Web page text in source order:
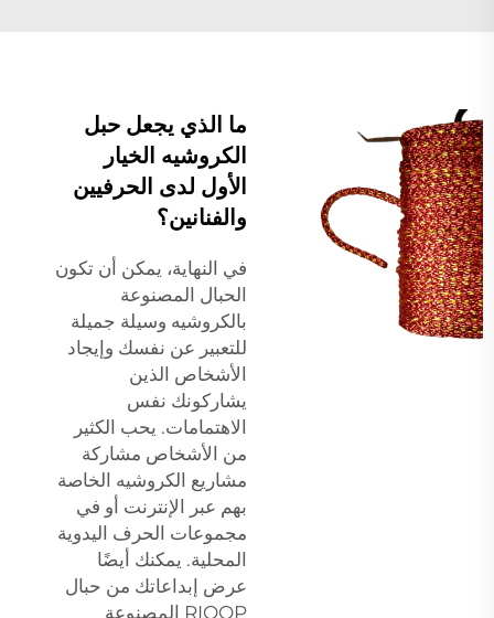
ما الذي يجعل حبل
الكروشيه الخيار
الأول لدى الحرفيين
والفنانين؟
في النهاية، يمكن أن تكون
الحبال المصنوعة
بالكروشيه وسيلة جميلة
للتعبير عن نفسك وإيجاد
الأشخاص الذين
يشاركونك نفس
الاهتمامات. يحب الكثير
من الأشخاص مشاركة
مشاريع الكروشيه الخاصة
بهم عبر الإنترنت أو في
مجموعات الحرف اليدوية
المحلية. يمكنك أيضًا
عرض إبداعاتك من حبال
RIOOP المصنوعة